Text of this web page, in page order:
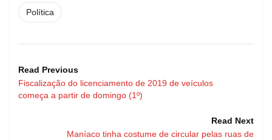
Política
Read Previous
Fiscalização do licenciamento de 2019 de veículos
começa a partir de domingo (1º)
Read Next
Maníaco tinha costume de circular pelas ruas de